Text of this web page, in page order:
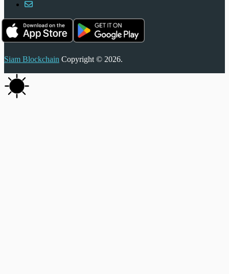
Siam Blockchain Copyright © 2026.